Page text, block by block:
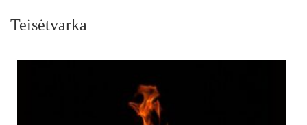
Teisėtvarka